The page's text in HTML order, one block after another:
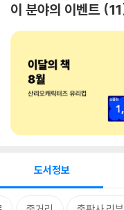
이 분야의 이벤트 11
도서정보